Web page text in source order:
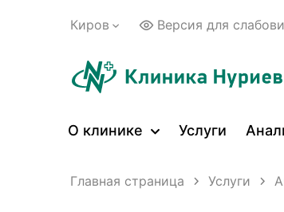
Киров Версия для
О клинике Услуги
Главная страница Услуги